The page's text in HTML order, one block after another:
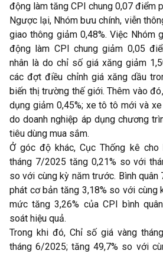
động làm tăng CPI chung 0,07 điểm
Ngược lại, Nhóm bưu chính, viễn
giao thông giảm 0,48%. Việc Nhóm
động làm CPI chung giảm 0,05
nhân là do chỉ số giá xăng giảm
các đợt điều chỉnh giá xăng dầu
biến thị trường thế giới. Thêm vào
dụng giảm 0,45%; xe tô tô mới và
do doanh nghiệp áp dụng chương
tiêu dùng mua sắm.
Ở góc độ khác, Cục Thống kê
tháng 7/2025 tăng 0,21% so với
so với cùng kỳ năm trước. Bình quân
phát cơ bản tăng 3,18% so với cùng
mức tăng 3,26% của CPI bình
soát hiệu quả.
Trong khi đó, Chỉ số giá vàng
tháng 6/2025; tăng 49,7% so với